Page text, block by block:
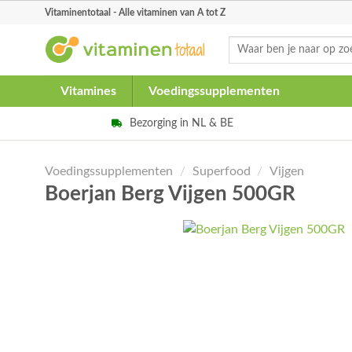
Vitaminentotaal - Alle vitaminen van A tot Z
Zoeken
Vitamines Voedingssupplementen
Bezorging in NL & BE
Voedingssupplementen / Superfood / Vijgen
Boerjan Berg Vijgen 500GR